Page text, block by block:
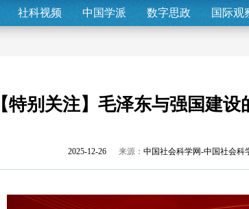
社科视频 中国学派 数字思政 国际观
【特别关注】毛泽东与强国建
2025-12-26 来源： 中国社会科学网-中国社会科